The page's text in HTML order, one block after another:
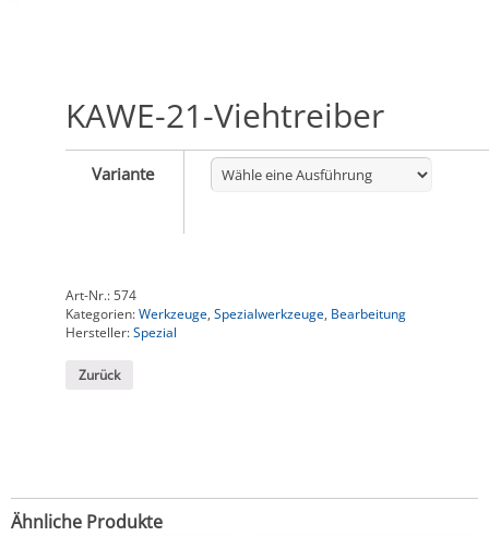
KAWE-21-Viehtreiber
Variante
Art-Nr.:574
Kategorien:Werkzeuge, Spezialwerkzeuge, Bearbeitung
Hersteller:Spezial
Zurück
Ähnliche Produkte